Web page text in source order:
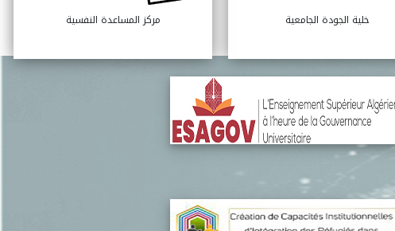
خلية الجودة الجامعية مركز المساعدة النفسية